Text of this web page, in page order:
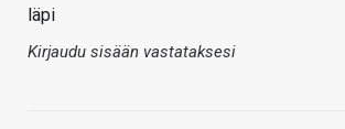
läpi
Kirjaudu sisään vastataksesi